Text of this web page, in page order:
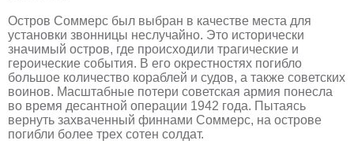
Остров Соммерс был выбран в качестве места для
установки звонницы неслучайно. Это исторически
значимый остров, где происходили трагические и
героические события. В его окрестностях погибло
большое количество кораблей и судов, а также советских
воинов. Масштабные потери советская армия понесла
во время десантной операции 1942 года. Пытаясь
вернуть захваченный финнами Соммерс, на острове
погибли более трех сотен солдат.